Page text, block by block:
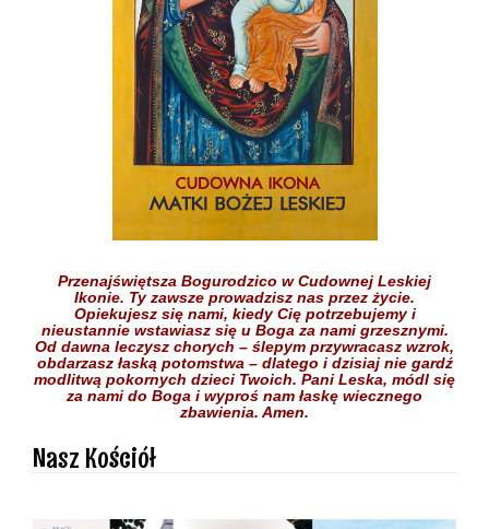
Przenajświętsza Bogurodzico w Cudownej Leskiej
Ikonie. Ty zawsze prowadzisz nas przez życie.
Opiekujesz się nami, kiedy Cię potrzebujemyi
nieustannie wstawiasz się u Boga za nami grzesznymi.
Od dawna leczysz chorych – ślepym przywracasz wzrok,
obdarzasz łaską potomstwa – dlatego i dzisiaj nie gardź
modlitwą pokornych dzieci Twoich. Pani Leska, módl się
za nami do Boga i wyproś nam łaskę wiecznego
zbawienia. Amen.
Nasz Kościół